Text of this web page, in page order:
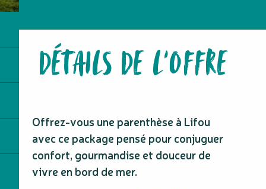
DÉTAILS DE L'OFFRE
Offrez-vous une parenthèse à Lifou
avec ce package pensé pour conjuguer
confort, gourmandise et douceur de
vivre en bord de mer.